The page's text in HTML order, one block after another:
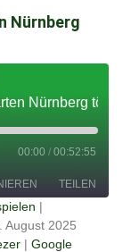
Nürnberg
Nürnberg tötet
00:00 / 00:52:55
TEILEN
|
August 2025
| Google